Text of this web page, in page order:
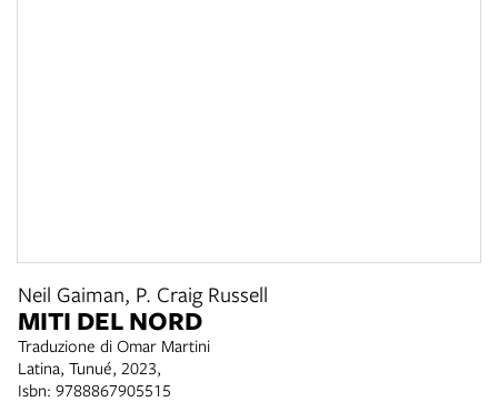
Neil Gaiman, P. Craig Russell
MITI DEL NORD
Traduzione di Omar Martini
Latina, Tunué, 2023,
Isbn: 9788867905515